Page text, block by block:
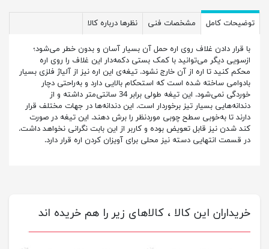
توضیحات کامل مشخصات فنی نظرها درباره کالا
با قرار دادن غلاف روی اره حمل آن بسیار آسان و بدون خطر می‌شود؛
ازسویی دیگر می‌توانید با کمک بستی دکمه‌دار این غلاف را روی اره
محکم کنید تا اره از آن خارج نشود. تیغه‌ی این اره نیز از آلیاژ فلزی بسیار
بادوامی ساخته شده است که استحکام بالایی دارد و به‌راحتی دچار
خوردگی نمی‌شود. این تیغه طولی برابر 34 سانتی‌متر داشته و از
دندانه‌هایی بسیار تیز برخوردار است. این دندانه‌ها در جهات مختلف قرار
دارند تا به‌خوبی سطح چوبی موردنظر را برش دهند. این تیغه در صورت
کند شدن نیز قابل تعویض بوده و کاربر از این بابت نگرانی نخواهد داشت.
در قسمت انتهایی دسته نیز محلی برای آویزان کردن اره قرار دارد.
خریداران این کالا ، کالاهای زیر را هم خریده اند